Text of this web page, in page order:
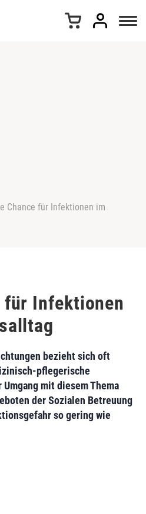
Chance für Infektionen im
für Infektionen
bezieht sich oft
pflegerische
mit diesem Thema
der Sozialen Betreuung
so gering wie